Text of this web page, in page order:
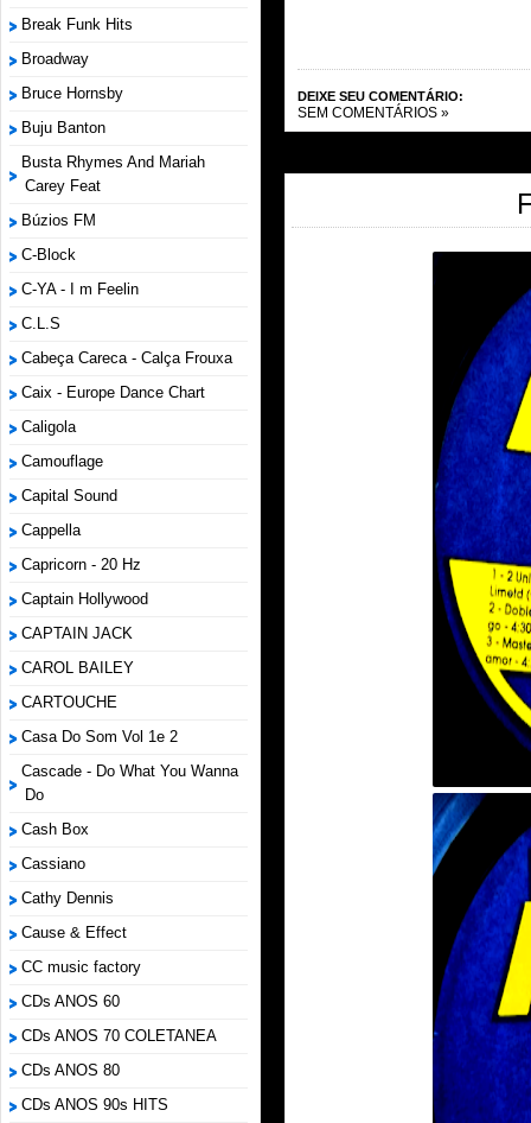
Break Funk Hits
Broadway
Bruce Hornsby
Buju Banton
Busta Rhymes And Mariah
Carey Feat
Búzios FM
C-Block
C-YA - I m Feelin
C.L.S
Cabeça Careca - Calça Frouxa
Caix - Europe Dance Chart
Caligola
Camouflage
Capital Sound
Cappella
Capricorn - 20 Hz
Captain Hollywood
CAPTAIN JACK
CAROL BAILEY
CARTOUCHE
Casa Do Som Vol 1e 2
Cascade - Do What You Wanna
Do
Cash Box
Cassiano
Cathy Dennis
Cause & Effect
CC music factory
CDs ANOS 60
CDs ANOS 70 COLETANEA
CDs ANOS 80
CDs ANOS 90s HITS
DEIXE SEU COMENTÁRIO:
SEM COMENTÁRIOS »